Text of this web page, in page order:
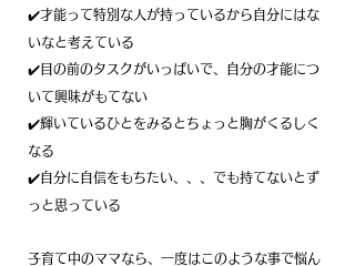
✔️才能って特別な人が持っているから自分にはな
いなと考えている
✔️目の前のタスクがいっぱいで、自分の才能につ
いて興味がもてない
✔️輝いているひとをみるとちょっと胸がくるしく
なる
✔️自分に自信をもちたい、、、でも持てないとず
っと思っている
子育て中のママなら、一度はこのような事で悩ん